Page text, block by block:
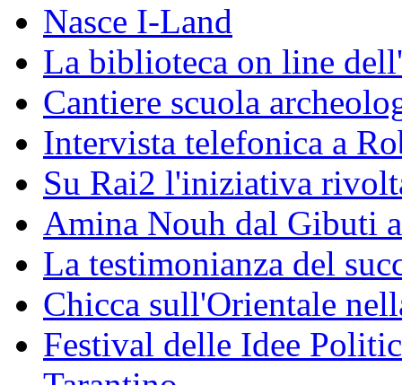
Nasce I-Land
La biblioteca on line
Cantiere scuola
Intervista telefonica a
Su Rai2 l'iniziativa
Amina Nouh dal Gibuti
La testimonianza del
Chicca sull'Orientale
Festival delle Idee